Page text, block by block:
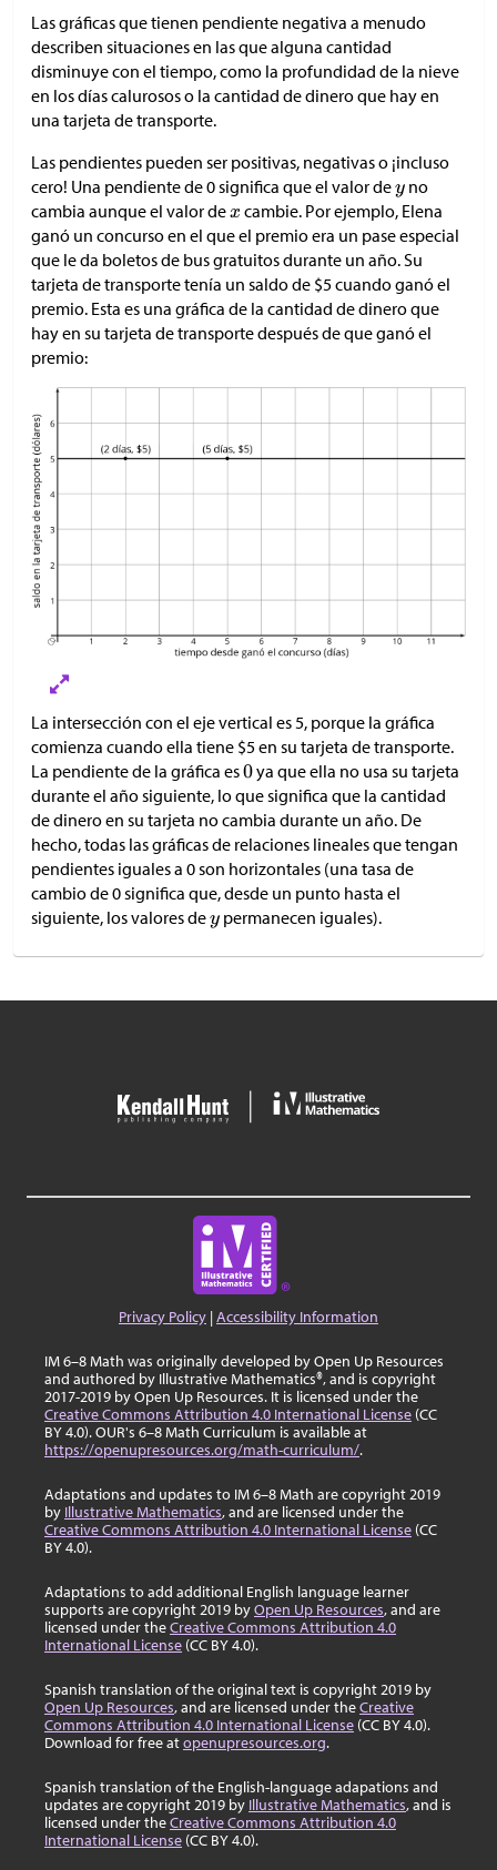
Las gráficas que tienen pendiente negativa a menudo
describen situaciones en las que alguna cantidad
disminuye con el tiempo, como la profundidad de la nieve
en los días calurosos o la cantidad de dinero que hay en
una tarjeta de transporte.
Las pendientes pueden ser positivas, negativas o ¡incluso
cero! Una pendiente de 0 significa que el valor de no
cambia aunque el valor de
cambie. Por ejemplo, Elena
ganó un concurso en el que el premio era un pase especial
que le da boletos de bus gratuitos durante un año. Su
tarjeta de transporte tenía un saldo de $5 cuando ganó el
premio. Esta es una gráfica de la cantidad de dinero que
hay en su tarjeta de transporte después de que ganó el
premio:
La intersección con el eje vertical es 5, porque la gráfica
comienza cuando ella tiene $5 en su tarjeta de transporte.
La pendiente de la gráfica es ya que ella no usa su tarjeta
durante el año siguiente, lo que significa que la cantidad
de dinero en su tarjeta no cambia durante un año. De
hecho, todas las gráficas de relaciones lineales que tengan
pendientes iguales a 0 son horizontales (una tasa de
cambio de 0 significa que, desde un punto hasta el
siguiente, los valores de permanecen iguales).
Privacy Policy |Accessibility Information
IM 6–8 Math was originally developed by Open Up Resources
and authored by Illustrative Mathematics®, and is copyright
2017-2019 by Open Up Resources. It is licensed under the
Creative Commons Attribution 4.0 International License (CC
BY 4.0). OUR's 6–8 Math Curriculum is available at
https://openupresources.org/math-curriculum/.
Adaptations and updates to IM 6–8 Math are copyright 2019
by Illustrative Mathematics, and are licensed under the
Creative Commons Attribution 4.0 International License (CC
BY 4.0).
Adaptations to add additional English language learner
supports are copyright 2019 byOpen Up Resources, and are
licensed under theCreative Commons Attribution 4.0
International License (CC BY 4.0).
Spanish translation of the original text is copyright 2019 by
Open Up Resources, and are licensed under theCreative
Commons Attribution 4.0 International License (CC BY 4.0).
Download for free atopenupresources.org.
Spanish translation of the English-language adapations and
updates are copyright 2019 by Illustrative Mathematics, and is
licensed under theCreative Commons Attribution 4.0
International License (CC BY 4.0).